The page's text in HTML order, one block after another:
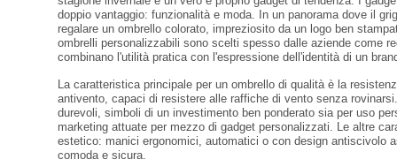
doppio vantaggio: funzionalità e moda. In un panorama dove il
regalare un ombrello colorato, impreziosito da un logo ben
ombrelli personalizzabili sono scelti spesso dalle aziende come
combinano l'utilità pratica con l'espressione dell'identità di un
La caratteristica principale per un ombrello di qualità è la
antivento, capaci di resistere alle raffiche di vento senza
durevoli, simboli di un investimento ben ponderato sia per uso
marketing attuate per mezzo di gadget personalizzati. Le altre
estetico: manici ergonomici, automatici o con design antiscivolo
comoda e sicura.